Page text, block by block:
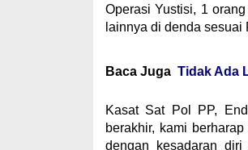
Operasi Yustisi, 1
lainnya di denda sesuai
Baca Juga Tidak Ada
Kasat Sat Pol PP,
berakhir, kami
dengan kesadaran